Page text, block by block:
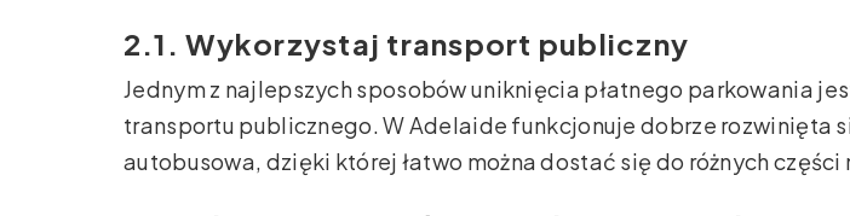
2.1. Wykorzystaj transport publiczny
Jednym z najlepszych sposobów uniknięcia płatnego parkowania
transportu publicznego. W Adelaide funkcjonuje dobrze rozwinięta
autobusowa, dzięki której łatwo można dostać się do różnych części